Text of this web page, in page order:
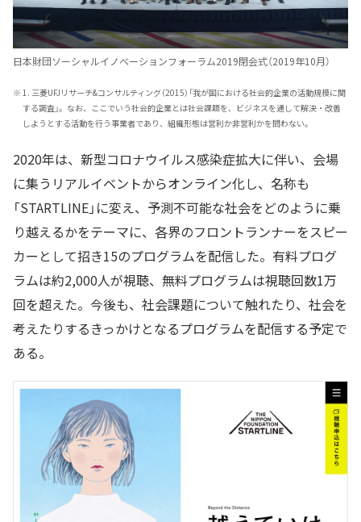
日本財団ソーシャルイノベーションフォーラム2019閉会式（2019年10月）
※ 1. 三菱UFJリサーチ&コンサルティング（2015）「我が国における社会的企業の活動規模に関
する調査」。なお、ここでいう社会的企業とは社会課題を、ビジネスを通して解決・改善
しようとする活動を行う事業者であり、組織形態は営利か非営利かを問わない。
2020年は、新型コロナウイルス感染症拡大に伴い、会場
に集うリアルイベントからオンライン化し、名称も
「STARTLINE」に変え、予測不可能な社会をどのように乗
り越えるかをテーマに、各界のフロントランナーをスピー
カーとして招き15のプログラムを配信した。有料プログ
ラムは約2,000人が視聴、無料プログラムは視聴回数1万
回を超えた。今後も、社会課題について触れたり、社会を
考えたりするきっかけとなるプログラムを配信する予定で
ある。